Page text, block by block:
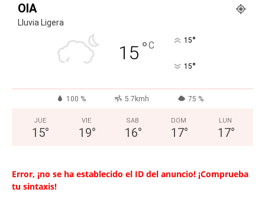
OIA
Lluvia Ligera
15 °C 15°
15°
100 % 5.7kmh 75 %
JUE
15°
VIE
19°
SAB
16°
DOM
17°
LUN
17°
Error, ¡no se ha establecido el ID del anuncio! ¡Comprueba
tu sintaxis!